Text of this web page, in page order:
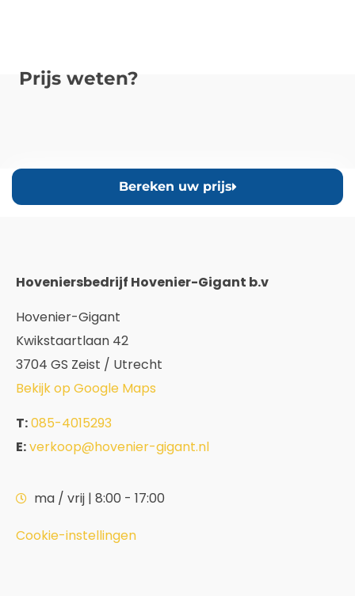
Prijs weten?
Bereken uw prijs
Hoveniersbedrijf Hovenier-Gigant b.v
Hovenier-Gigant
Kwikstaartlaan 42
3704 GS Zeist / Utrecht
Bekijk op Google Maps
T:085-4015293
E:verkoop@hovenier-gigant.nl
ma / vrij | 8:00 - 17:00
Cookie-instellingen